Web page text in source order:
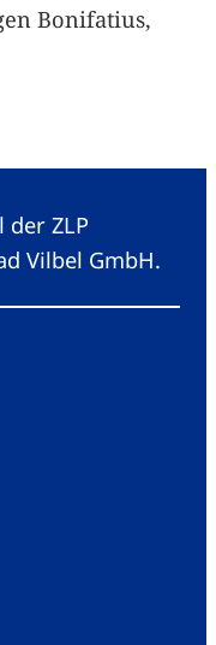
Bonifatius,
ZLP
Vilbel GmbH.